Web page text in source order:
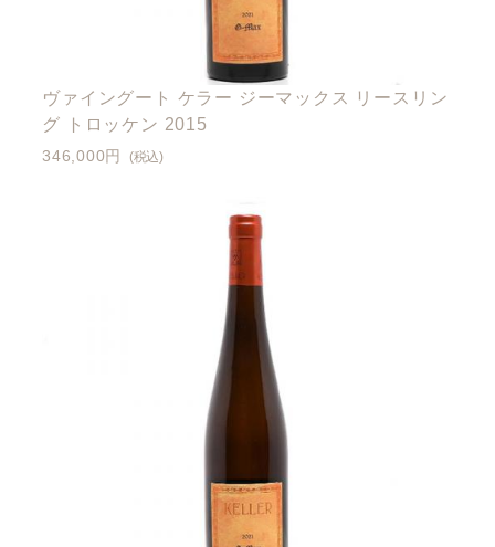
ヴァイングート ケラー ジーマックス リースリン
グ トロッケン 2015
346,000円 (税込)